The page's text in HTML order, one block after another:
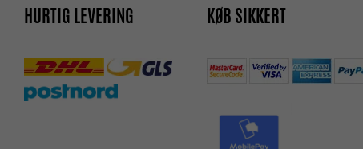
HURTIG LEVERING KØB SIKKERT